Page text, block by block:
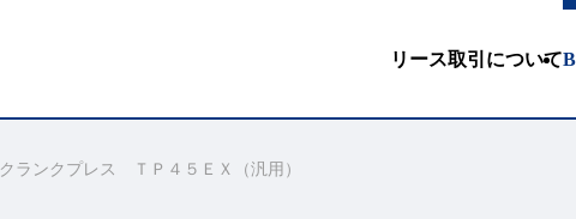
リース取引について
クランクプレス ＴＰ４５ＥＸ（汎用）